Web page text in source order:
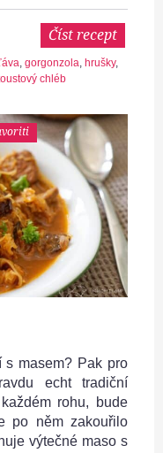
Číst recept
gorgonzola hrušky,
chléb
s masem? Pak pro
echt tradiční
rohu, bude
po něm zakouřilo
výtečné maso s